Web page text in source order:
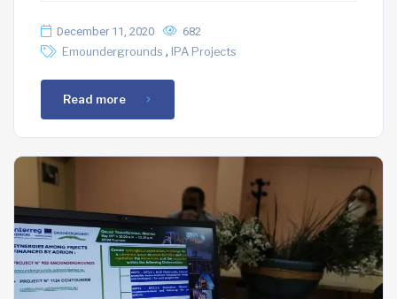
December 11, 2020
682
Emoundergrounds , IPA Projects
Read more